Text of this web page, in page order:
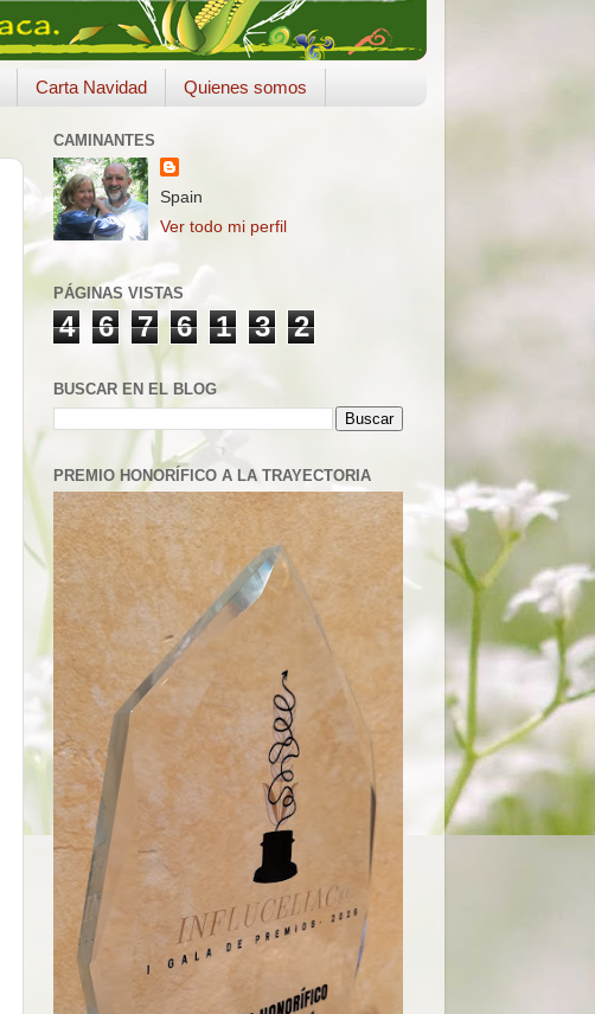
Carta Navidad Quienes somos
CAMINANTES
Spain
Ver todo mi perfil
PÁGINAS VISTAS
4 6 7 6 1 3 2
BUSCAR EN EL BLOG
PREMIO HONORÍFICO A LA TRAYECTORIA